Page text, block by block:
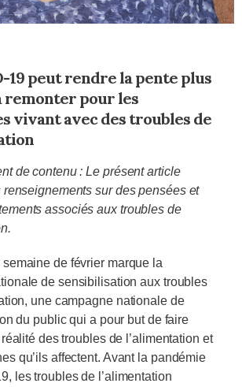
19 peut rendre la pente plus
remonter pour les
vivant avec des troubles de
de contenu : Le présent article
renseignements sur des pensées et
associés aux troubles de
semaine de février marque la
de sensibilisation aux troubles
une campagne nationale de
du public qui a pour but de faire
des troubles de l’alimentation et
qu’ils affectent. Avant la pandémie
les troubles de l’alimentation